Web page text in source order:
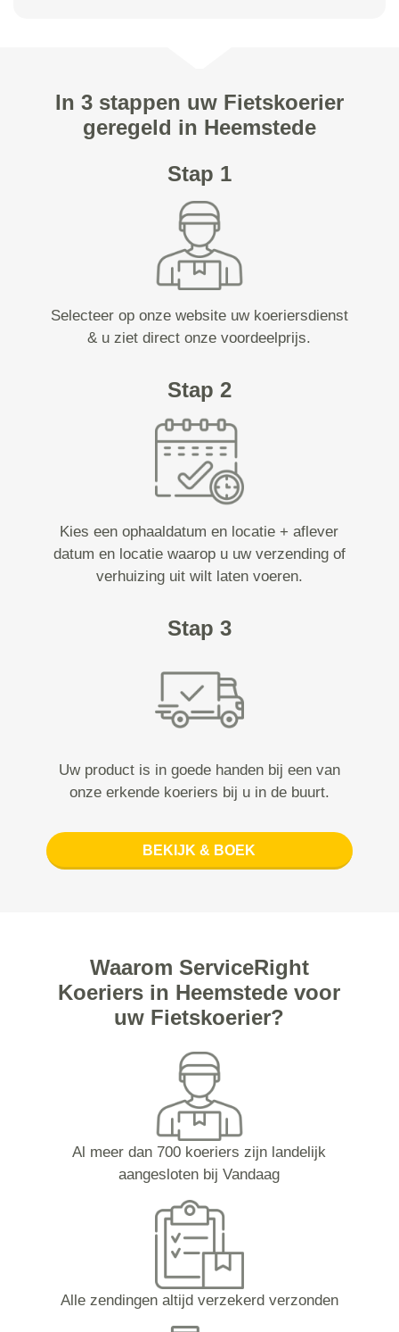
In 3 stappen uw Fietskoerier
geregeld in Heemstede
Stap 1
Selecteer op onze website uw koeriersdienst
& u ziet direct onze voordeelprijs.
Stap 2
Kies een ophaaldatum en locatie + aflever
datum en locatie waarop u uw verzending of
verhuizing uit wilt laten voeren.
Stap 3
Uw product is in goede handen bij een van
onze erkende koeriers bij u in de buurt.
BEKIJK & BOEK
Waarom ServiceRight
Koeriers in Heemstede voor
uw Fietskoerier?
Al meer dan 700 koeriers zijn landelijk
aangesloten bij Vandaag
Alle zendingen altijd verzekerd verzonden